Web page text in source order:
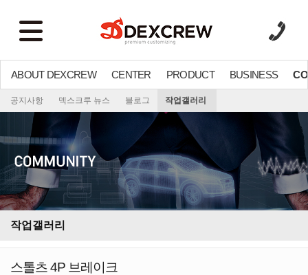
ABOUT DEXCREW CENTER PRODUCT BUSINESS
공지사항 덱스크루 뉴스 블로그 작업갤러리
작업갤러리
스톨츠 4P 브레이크